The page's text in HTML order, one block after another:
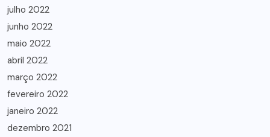
julho 2022
junho 2022
maio 2022
abril 2022
março 2022
fevereiro 2022
janeiro 2022
dezembro 2021